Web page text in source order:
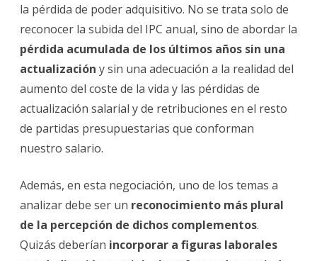
la pérdida de poder adquisitivo. No se trata solo de
reconocer la subida del IPC anual, sino de abordar la
pérdida acumulada de los últimos años sin una
actualización y sin una adecuación a la realidad del
aumento del coste de la vida y las pérdidas de
actualización salarial y de retribuciones en el resto
de partidas presupuestarias que conforman
nuestro salario.
Además, en esta negociación, uno de los temas a
analizar debe ser un reconocimiento más plural
de la percepción de dichos complementos.
Quizás deberían incorporar a figuras laborales